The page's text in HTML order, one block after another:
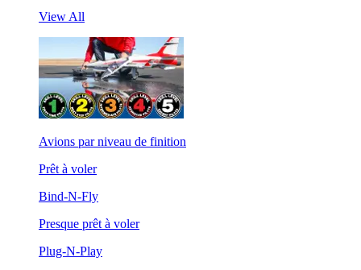
View All
Avions par niveau de finition
Prêt à voler
Bind-N-Fly
Presque prêt à voler
Plug-N-Play